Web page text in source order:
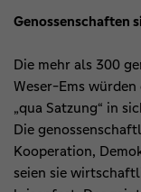
Genossenschaften
Die mehr als 300
Weser-Ems
„qua Satzung“ in
Die
Kooperation,
seien sie